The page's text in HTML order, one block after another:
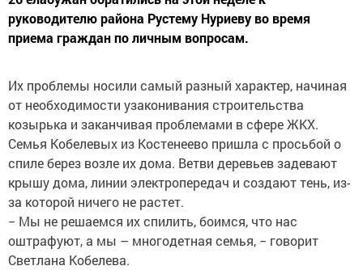
руководителю района Рустему Нуриеву во время
приема граждан по личным вопросам.
Их проблемы носили самый разный характер, начиная
от необходимости узаконивания строительства
козырька и заканчивая проблемами в сфере ЖКХ.
Семья Кобелевых из Костенеево пришла с просьбой о
спиле берез возле их дома. Ветви деревьев задевают
крышу дома, линии электропередач и создают тень, из-
за которой ничего не растет.
− Мы не решаемся их спилить, боимся, что нас
оштрафуют, а мы – многодетная семья, − говорит
Светлана Кобелева.